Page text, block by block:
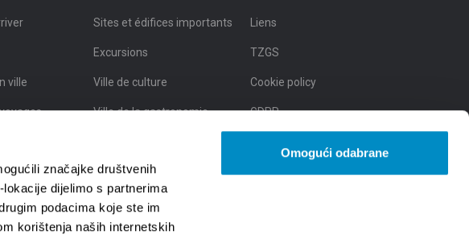
značajke društvenih
dijelimo s partnerima
podacima koje ste im
korištenja naših internetskih
Omogući odabrane
ville
Sites et édifices importants
Excursions
Ville de culture
Ville de la gastronomie
Liens
TZGS
Cookie policy
GDPR